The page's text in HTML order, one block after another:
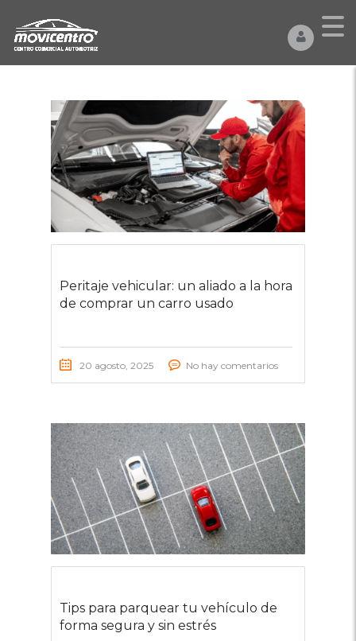
Peritaje vehicular: un aliado a la hora
de comprar un carro usado
20 agosto, 2025 No hay comentarios
Tips para parquear tu vehículo de
forma segura y sin estrés